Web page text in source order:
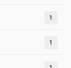
1
1